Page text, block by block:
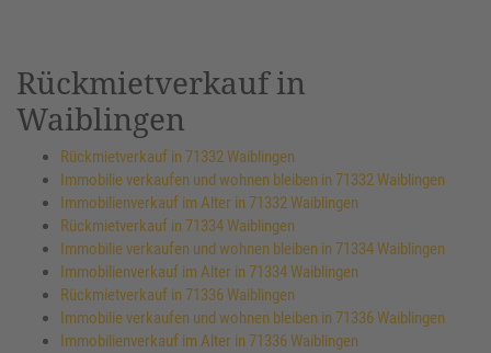
Rückmietverkauf in
Waiblingen
Rückmietverkauf in 71332 Waiblingen
Immobilie verkaufen und wohnen bleiben in 71332 Waiblingen
Immobilienverkauf im Alter in 71332 Waiblingen
Rückmietverkauf in 71334 Waiblingen
Immobilie verkaufen und wohnen bleiben in 71334 Waiblingen
Immobilienverkauf im Alter in 71334 Waiblingen
Rückmietverkauf in 71336 Waiblingen
Immobilie verkaufen und wohnen bleiben in 71336 Waiblingen
Immobilienverkauf im Alter in 71336 Waiblingen